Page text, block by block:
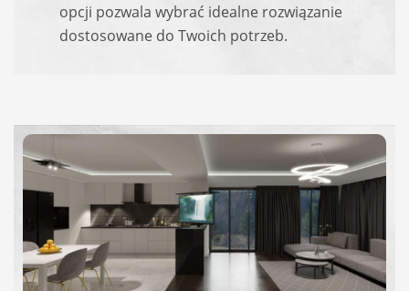
opcji pozwala wybrać idealne rozwiązanie
dostosowane do Twoich potrzeb.